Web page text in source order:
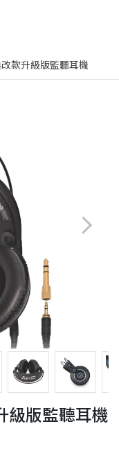
款升級版監聽耳機
級版監聽耳機